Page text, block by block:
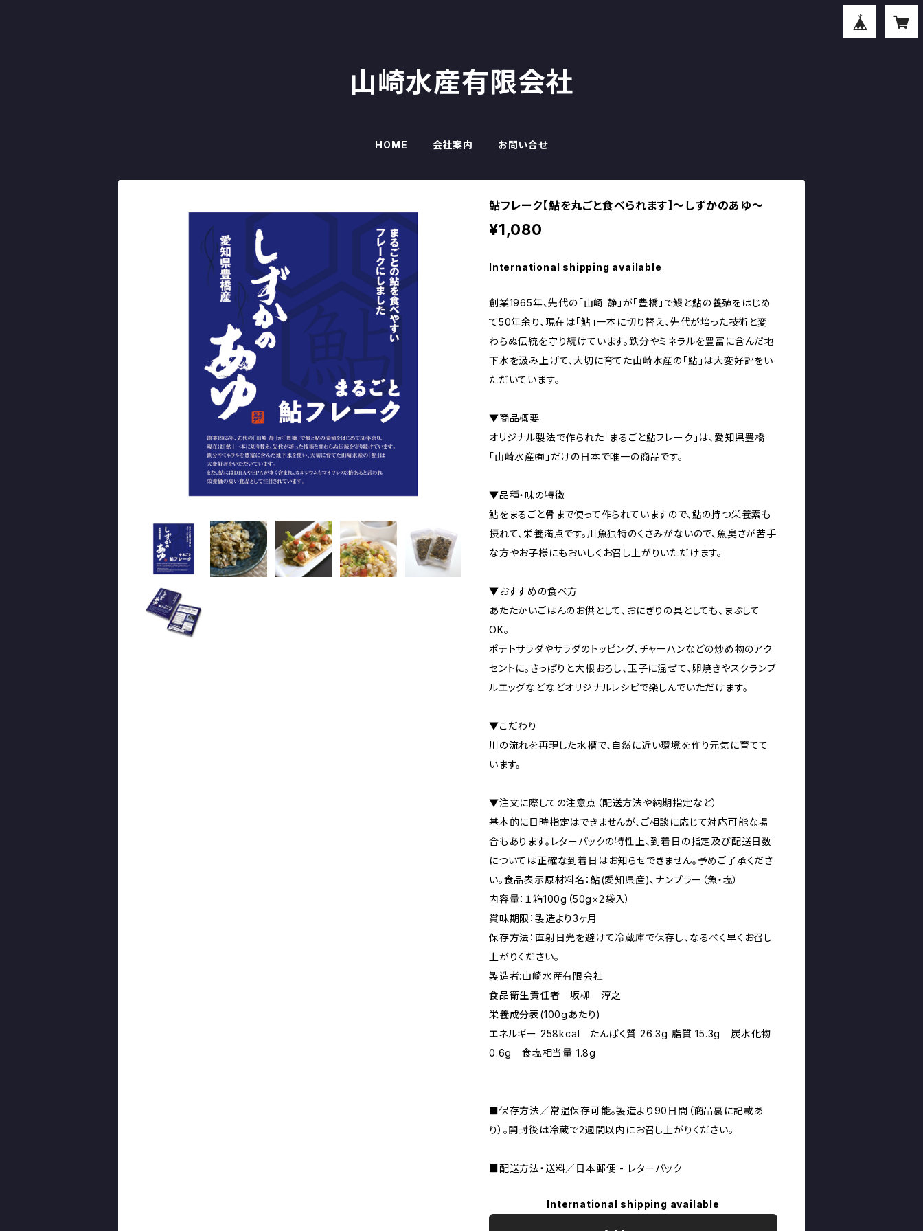
山崎水産有限会社
HOME 会社案内 お問い合せ
鮎フレーク【鮎を丸ごと食べられます】～しずかのあゆ～
¥1,080
International shipping available
創業1965年、先代の「山崎 静」が「豊橋」で鰻と鮎の養殖をはじめ
て50年余り、現在は「鮎」一本に切り替え、先代が培った技術と変
わらぬ伝統を守り続けています。鉄分やミネラルを豊富に含んだ地
下水を汲み上げて、大切に育てた山崎水産の「鮎」は大変好評をい
ただいています。
▼商品概要
オリジナル製法で作られた「まるごと鮎フレーク」は、愛知県豊橋
「山崎水産㈲」だけの日本で唯一の商品です。
▼品種・味の特徴
鮎をまるごと骨まで使って作られていますので、鮎の持つ栄養素も
摂れて、栄養満点です。川魚独特のくさみがないので、魚臭さが苦手
な方やお子様にもおいしくお召し上がりいただけます。
▼おすすめの食べ方
あたたかいごはんのお供として、おにぎりの具としても、まぶして
OK。
ポテトサラダやサラダのトッピング、チャーハンなどの炒め物のアク
セントに。さっぱりと大根おろし、玉子に混ぜて、卵焼きやスクランブ
ルエッグなどなどオリジナルレシピで楽しんでいただけます。
▼こだわり
川の流れを再現した水槽で、自然に近い環境を作り元気に育てて
います。
▼注文に際しての注意点（配送方法や納期指定など）
基本的に日時指定はできませんが、ご相談に応じて対応可能な場
合もあります。レターパックの特性上、到着日の指定及び配送日数
については正確な到着日はお知らせできません。予めご了承くださ
い。食品表示原材料名：鮎(愛知県産)、ナンプラー（魚・塩）
内容量：１箱100g（50g×2袋入）
賞味期限：製造より3ヶ月
保存方法：直射日光を避けて冷蔵庫で保存し、なるべく早くお召し
上がりください。
製造者:山崎水産有限会社
食品衛生責任者 坂柳 淳之
栄養成分表(100gあたり)
エネルギー 258kcal たんぱく質 26.3g 脂質 15.3g 炭水化物
0.6g 食塩相当量 1.8g
■保存方法／常温保存可能。製造より90日間（商品裏に記載あ
り）。開封後は冷蔵で2週間以内にお召し上がりください。
■配送方法・送料／日本郵便 - レターパック
International shipping available